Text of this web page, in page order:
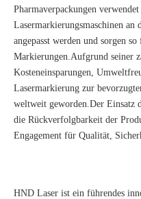
Pharmaverpackungen
Lasermarkierungsmaschinen an
angepasst werden und sorgen
Markierungen.Aufgrund seiner
Kosteneinsparungen,
Lasermarkierung zur
weltweit geworden.Der Einsatz
die Rückverfolgbarkeit der
Engagement für Qualität,
HND Laser ist ein führendes